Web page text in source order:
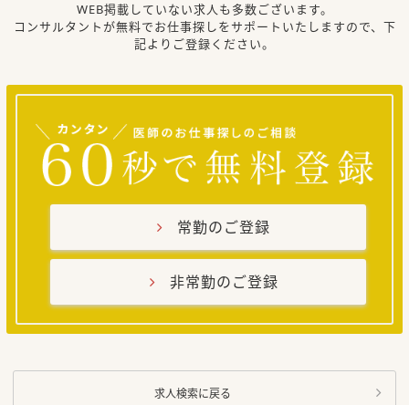
WEB掲載していない求人も多数ございます。
コンサルタントが無料でお仕事探しをサポートいたしますので、下
記よりご登録ください。
常勤のご登録
非常勤のご登録
求人検索に戻る